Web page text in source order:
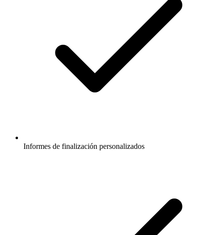
Informes de finalización personalizados